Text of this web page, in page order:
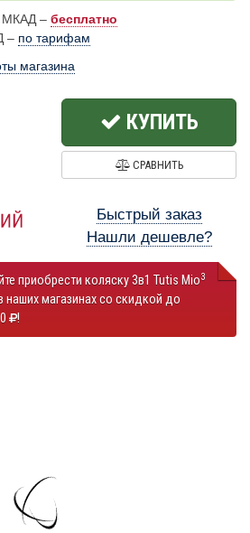
МКАД – бесплатно
– по тарифам
магазина
КУПИТЬ
СРАВНИТЬ
Быстрый заказ
Нашли дешевле?
приобрести коляску 3в1 Tutis Mio3
наших магазинах со скидкой до
!